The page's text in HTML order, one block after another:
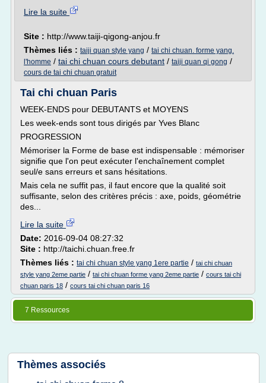
Lire la suite
Site : http://www.taiji-qigong-anjou.fr
Thèmes liés : taiji quan style yang / tai chi chuan. forme yang.
l'homme / tai chi chuan cours debutant / taiji quan qi gong /
cours de tai chi chuan gratuit
Tai chi chuan Paris
WEEK-ENDS pour DEBUTANTS et MOYENS
Les week-ends sont tous dirigés par Yves Blanc
PROGRESSION
Mémoriser la Forme de base est indispensable : mémoriser
signifie que l'on peut exécuter l'enchaînement complet
seul/e sans erreurs et sans hésitations.
Mais cela ne suffit pas, il faut encore que la qualité soit
suffisante, selon des critères précis : axe, poids, géométrie
des...
Lire la suite
Date: 2016-09-04 08:27:32
Site : http://taichi.chuan.free.fr
Thèmes liés : tai chi chuan style yang 1ere partie / tai chi chuan
style yang 2eme partie / tai chi chuan forme yang 2eme partie / cours tai chi
chuan paris 18 / cours tai chi chuan paris 16
7 Ressources
Thèmes associés